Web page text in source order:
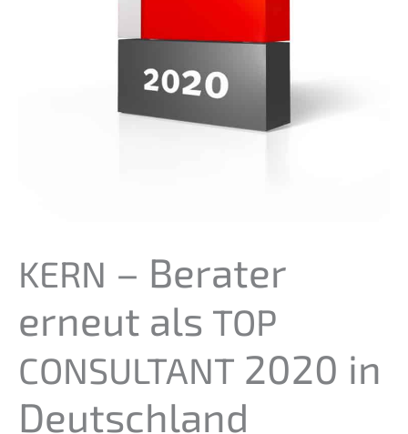
KERN – Berater
erneut als TOP
CONSULTANT 2020 in
Deutsch­land